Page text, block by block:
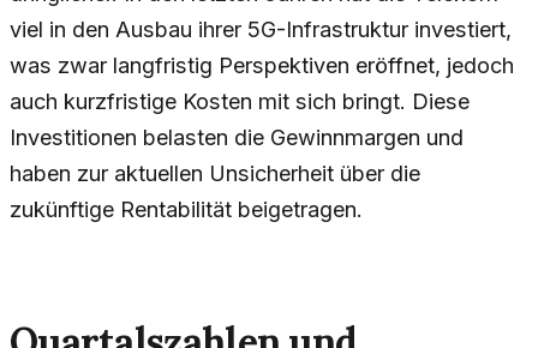
viel in den Ausbau ihrer 5G-Infrastruktur investiert,
was zwar langfristig Perspektiven eröffnet, jedoch
auch kurzfristige Kosten mit sich bringt. Diese
Investitionen belasten die Gewinnmargen und
haben zur aktuellen Unsicherheit über die
zukünftige Rentabilität beigetragen.